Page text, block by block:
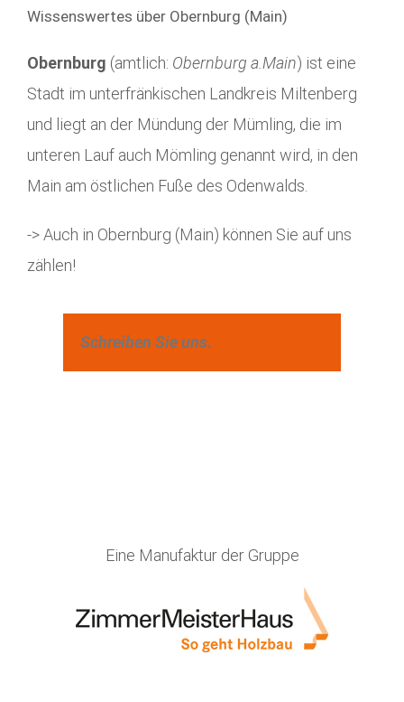
Wissenswertes über Obernburg (Main)
Obernburg (amtlich: Obernburg a.Main) ist eine
Stadt im unterfränkischen Landkreis Miltenberg
und liegt an der Mündung der Mümling, die im
unteren Lauf auch Mömling genannt wird, in den
Main am östlichen Fuße des Odenwalds.
-> Auch in Obernburg (Main) können Sie auf uns
zählen!
Schreiben Sie uns.
Eine Manufaktur der Gruppe